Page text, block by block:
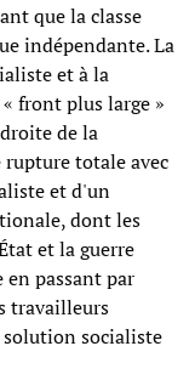
que la classe
indépendante. La
et à la
front plus large »
de la
totale avec
et d'un
dont les
et la guerre
passant par
travailleurs
solution socialiste